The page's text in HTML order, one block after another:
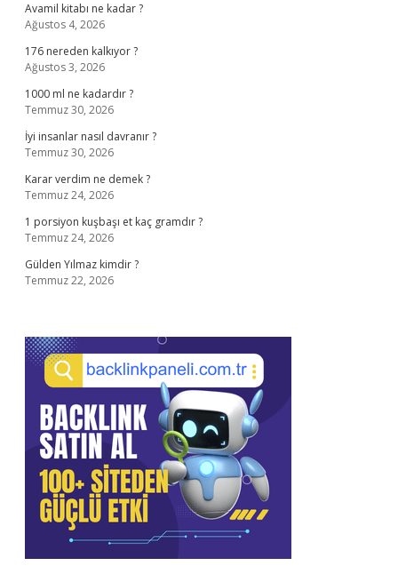
Avamil kitabı ne kadar ?
Ağustos 4, 2026
176 nereden kalkıyor ?
Ağustos 3, 2026
1000 ml ne kadardır ?
Temmuz 30, 2026
İyi insanlar nasıl davranır ?
Temmuz 30, 2026
Karar verdim ne demek ?
Temmuz 24, 2026
1 porsiyon kuşbaşı et kaç gramdır ?
Temmuz 24, 2026
Gülden Yılmaz kimdir ?
Temmuz 22, 2026